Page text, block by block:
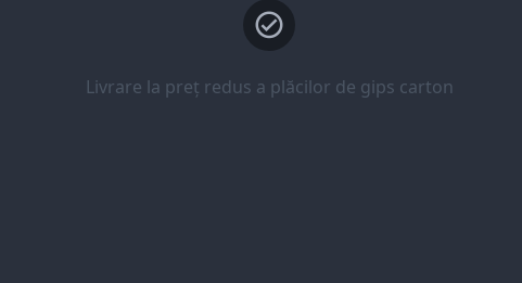
Livrare la preț redus a plăcilor de gips carton